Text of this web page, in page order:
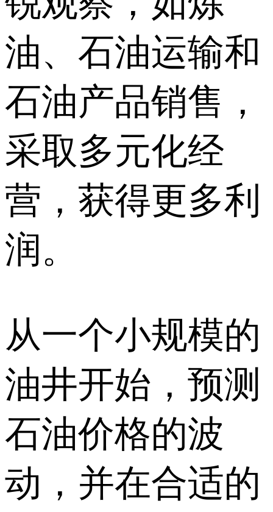
油、石油运输和
石油产品销售，
采取多元化经
营，获得更多利
润。
从一个小规模的
油井开始，预测
石油价格的波
动，并在合适的